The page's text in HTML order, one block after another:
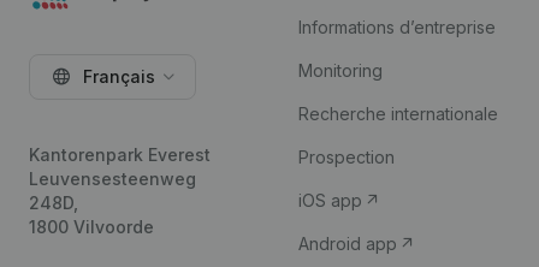
Français
Kantorenpark Everest
Leuvensesteenweg
248D,
1800 Vilvoorde
Informations d’entreprise
Monitoring
Recherche internationale
Prospection
iOS app
Android app